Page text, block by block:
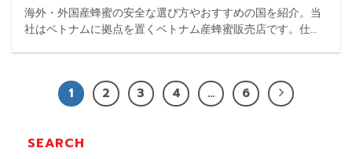
SEARCH
海外・外国産蜂蜜の安全な選び方やおすすめの国を紹介。当
社はベトナムに拠点を置くベトナム産蜂蜜販売店です。仕入
1 2 3 4 … 6